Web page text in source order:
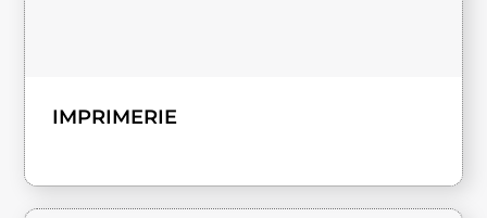
IMPRIMERIE